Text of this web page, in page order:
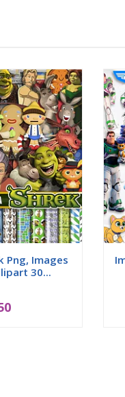
Png, Images
30...